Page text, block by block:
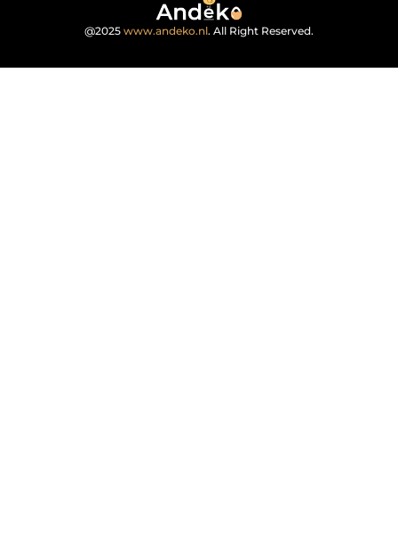
@2025 www.andeko.nl. All Right Reserved.